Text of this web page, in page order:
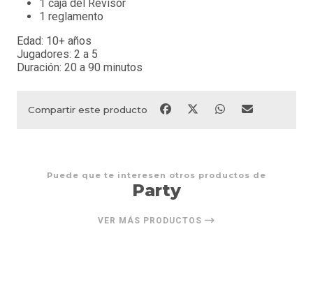
1 caja del Revisor
1 reglamento
Edad: 10+ años
Jugadores: 2 a 5
Duración: 20 a 90 minutos
Compartir este producto
Puede que te interesen otros productos de
Party
VER MÁS PRODUCTOS